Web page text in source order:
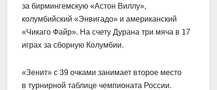
за бирмингемскую «Астон Виллу»,
колумбийский «Энвигадо» и американский
«Чикаго Файр». На счету Дурана три мяча в 17
играх за сборную Колумбии.
«Зенит» с 39 очками занимает второе место
в турнирной таблице чемпионата России.